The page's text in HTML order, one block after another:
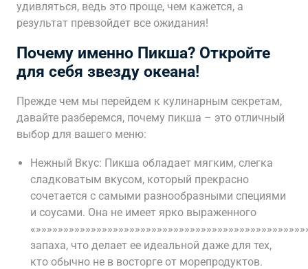
удивляться, ведь это проще, чем кажется, а
результат превзойдет все ожидания!
Почему именно Пикша? Откройте
для себя звезду океана!
Прежде чем мы перейдем к кулинарным секретам,
давайте разберемся, почему пикша – это отличный
выбор для вашего меню:
Нежный Вкус: Пикша обладает мягким, слегка
сладковатым вкусом, который прекрасно
сочетается с самыми разнообразными специями
и соусами. Она не имеет ярко выраженного
запаха, что делает ее идеальной даже для тех,
кто обычно не в восторге от морепродуктов.